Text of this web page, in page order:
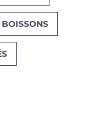
BOISSONS